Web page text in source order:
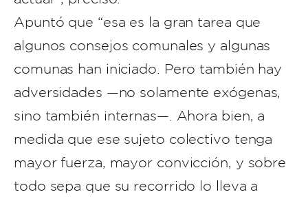
Apuntó que “esa es la gran tarea que
algunos consejos comunales y algunas
comunas han iniciado. Pero también hay
adversidades —no solamente exógenas,
sino también internas—. Ahora bien, a
medida que ese sujeto colectivo tenga
mayor fuerza, mayor convicción, y sobre
todo sepa que su recorrido lo lleva a